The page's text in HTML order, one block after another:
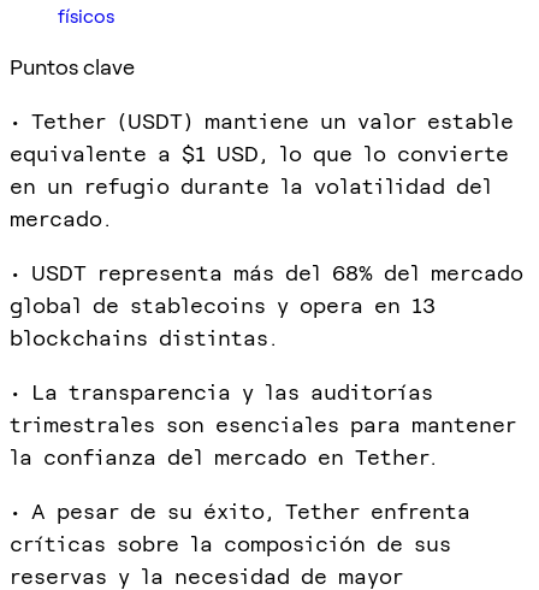
físicos
Puntos clave
• Tether (USDT) mantiene un valor estable
equivalente a $1 USD, lo que lo convierte
en un refugio durante la volatilidad del
mercado.
• USDT representa más del 68% del mercado
global de stablecoins y opera en 13
blockchains distintas.
• La transparencia y las auditorías
trimestrales son esenciales para mantener
la confianza del mercado en Tether.
• A pesar de su éxito, Tether enfrenta
críticas sobre la composición de sus
reservas y la necesidad de mayor